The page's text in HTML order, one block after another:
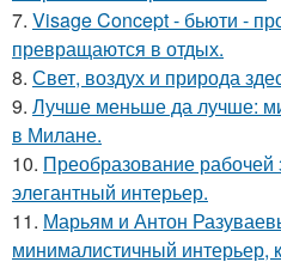
7. Visage Concept - бьюти -
превращаются в отдых.
8. Свет, воздух и природа
9. Лучше меньше да лучше:
в Милане.
10. Преобразование рабочей
элегантный интерьер.
11. Марьям и Антон
минималистичный интерьер,